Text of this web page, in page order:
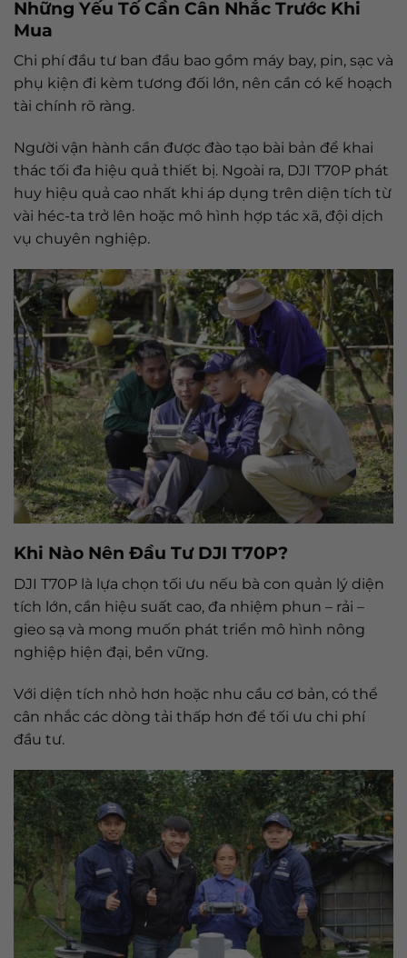
Những Yếu Tố Cần Cân Nhắc Trước Khi
Mua
Chi phí đầu tư ban đầu bao gồm máy bay, pin, sạc và
phụ kiện đi kèm tương đối lớn, nên cần có kế hoạch
tài chính rõ ràng.
Người vận hành cần được đào tạo bài bản để khai
thác tối đa hiệu quả thiết bị. Ngoài ra, DJI T70P phát
huy hiệu quả cao nhất khi áp dụng trên diện tích từ
vài héc-ta trở lên hoặc mô hình hợp tác xã, đội dịch
vụ chuyên nghiệp.
Khi Nào Nên Đầu Tư DJI T70P?
DJI T70P là lựa chọn tối ưu nếu bà con quản lý diện
tích lớn, cần hiệu suất cao, đa nhiệm phun – rải –
gieo sạ và mong muốn phát triển mô hình nông
nghiệp hiện đại, bền vững.
Với diện tích nhỏ hơn hoặc nhu cầu cơ bản, có thể
cân nhắc các dòng tải thấp hơn để tối ưu chi phí
đầu tư.